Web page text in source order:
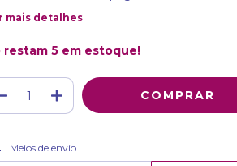
mais detalhes
restam 5 em estoque!
para o CEP:
Meios de envio